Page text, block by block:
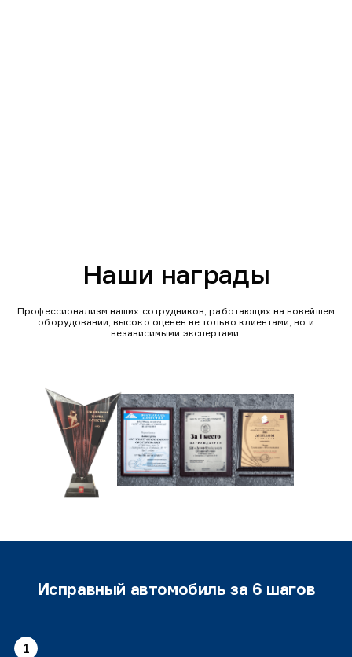
Наши награды
Профессионализм наших сотрудников, работающих на новейшем
оборудовании, высоко оценен не только клиентами, но и
независимыми экспертами.
Исправный автомобиль за 6 шагов
1